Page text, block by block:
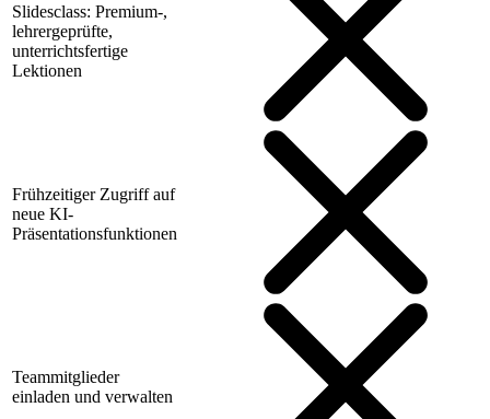
Slidesclass: Premium-,
lehrergeprüfte,
unterrichtsfertige
Lektionen
Frühzeitiger Zugriff auf
neue KI-
Präsentationsfunktionen
Teammitglieder
einladen und verwalten